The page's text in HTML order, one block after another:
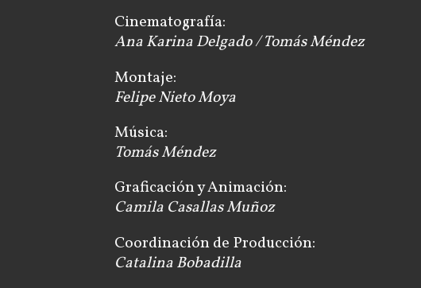
Cinematografía:
Ana Karina Delgado / Tomás Méndez
Montaje:
Felipe Nieto Moya
Música:
Tomás Méndez
Graficación y Animación:
Camila Casallas Muñoz
Coordinación de Producción:
Catalina Bobadilla